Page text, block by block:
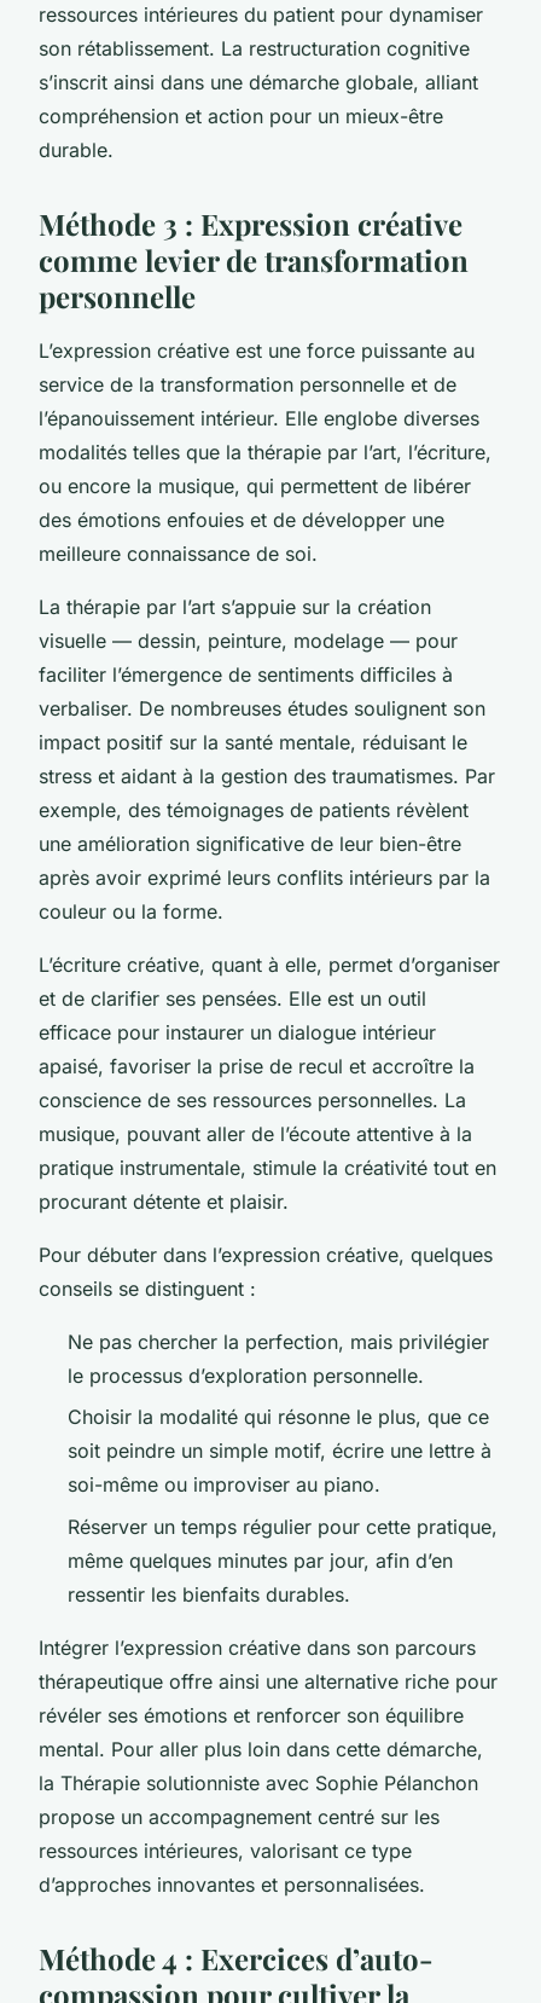
ressources intérieures du patient pour dynamiser
son rétablissement. La restructuration cognitive
s’inscrit ainsi dans une démarche globale, alliant
compréhension et action pour un mieux-être
durable.
Méthode 3 : Expression créative
comme levier de transformation
personnelle
L’expression créative est une force puissante au
service de la transformation personnelle et de
l’épanouissement intérieur. Elle englobe diverses
modalités telles que la thérapie par l’art, l’écriture,
ou encore la musique, qui permettent de libérer
des émotions enfouies et de développer une
meilleure connaissance de soi.
La thérapie par l’art s’appuie sur la création
visuelle — dessin, peinture, modelage — pour
faciliter l’émergence de sentiments difficiles à
verbaliser. De nombreuses études soulignent son
impact positif sur la santé mentale, réduisant le
stress et aidant à la gestion des traumatismes. Par
exemple, des témoignages de patients révèlent
une amélioration significative de leur bien-être
après avoir exprimé leurs conflits intérieurs par la
couleur ou la forme.
L’écriture créative, quant à elle, permet d’organiser
et de clarifier ses pensées. Elle est un outil
efficace pour instaurer un dialogue intérieur
apaisé, favoriser la prise de recul et accroître la
conscience de ses ressources personnelles. La
musique, pouvant aller de l’écoute attentive à la
pratique instrumentale, stimule la créativité tout en
procurant détente et plaisir.
Pour débuter dans l’expression créative, quelques
conseils se distinguent :
Ne pas chercher la perfection, mais privilégier
le processus d’exploration personnelle.
Choisir la modalité qui résonne le plus, que ce
soit peindre un simple motif, écrire une lettre à
soi-même ou improviser au piano.
Réserver un temps régulier pour cette pratique,
même quelques minutes par jour, afin d’en
ressentir les bienfaits durables.
Intégrer l’expression créative dans son parcours
thérapeutique offre ainsi une alternative riche pour
révéler ses émotions et renforcer son équilibre
mental. Pour aller plus loin dans cette démarche,
la Thérapie solutionniste avec Sophie Pélanchon
propose un accompagnement centré sur les
ressources intérieures, valorisant ce type
d’approches innovantes et personnalisées.
Méthode 4 : Exercices d’auto-
compassion pour cultiver la